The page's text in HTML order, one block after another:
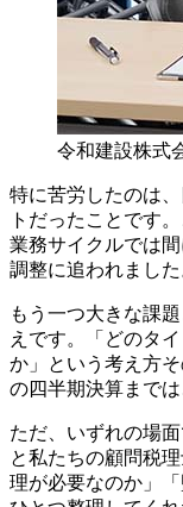
令和建設株
特に苦労したのは
トだったことです
業務サイクルでは
調整に追われました
もう一つ大きな課
えです。「どのタ
か」という考え方
の四半期決算まで
ただ、いずれの場
と私たちの顧問税
理が必要なのか」